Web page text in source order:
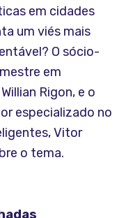
em cidades
um viés mais
O sócio-
em
Rigon, e o
especializado no
Vitor
o tema.